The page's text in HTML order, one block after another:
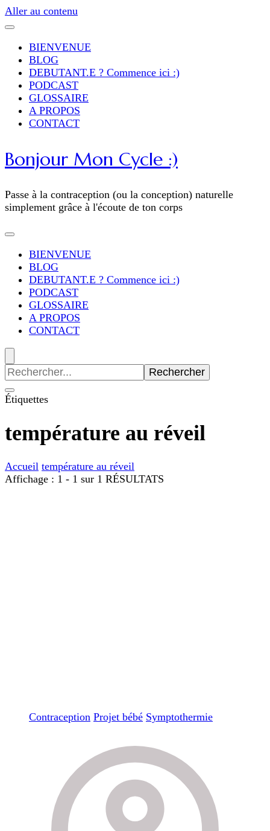
Aller au contenu
BIENVENUE
BLOG
DEBUTANT.E ? Commence ici :)
PODCAST
GLOSSAIRE
A PROPOS
CONTACT
Bonjour Mon Cycle :)
Passe à la contraception (ou la conception) naturelle
simplement grâce à l'écoute de ton corps
BIENVENUE
BLOG
DEBUTANT.E ? Commence ici :)
PODCAST
GLOSSAIRE
A PROPOS
CONTACT
Recherche
pour
:Étiquettes
température au réveil
Accueil température au réveil
Affichage : 1 - 1 sur 1 RÉSULTATS
Contraception Projet bébé Symptothermie